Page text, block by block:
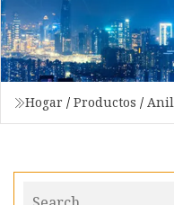
Hogar / Productos /